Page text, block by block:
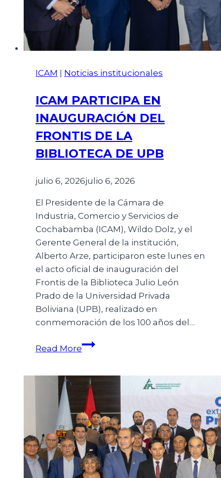
ICAM Noticias institucionales
ICAM PARTICIPA EN
INAUGURACIÓN DEL
FRONTIS DE LA
BIBLIOTECA DE UPB
julio 6, 2026julio 6, 2026
El Presidente de la Cámara de
Industria, Comercio y Servicios de
Cochabamba (ICAM), Wildo Dolz, y el
Gerente General de la institución,
Alberto Arze, participaron este lunes en
el acto oficial de inauguración del
Frontis de la Biblioteca Julio León
Prado de la Universidad Privada
Boliviana (UPB), realizado en
conmemoración de los 100 años del…
Read More